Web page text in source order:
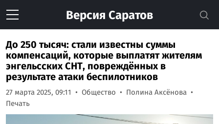
Версия Саратов
До 250 тысяч: стали известны суммы
компенсаций, которые выплатят жителям
энгельсских СНТ, повреждённых в
результате атаки беспилотников
27 марта 2025, 09:11 Общество
Полина Аксёнова
Печать